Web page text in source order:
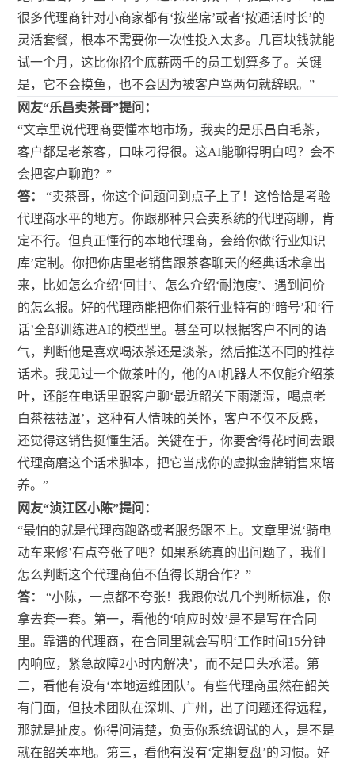
很多代理商针对小商家都有‘按坐席’或者‘按通话时长’的
灵活套餐，根本不需要你一次性投入太多。几百块钱就能
试一个月，这比你招个底薪两千的员工划算多了。关键
是，它不会摸鱼，也不会因为被客户骂两句就辞职。”
网友“乐昌卖茶哥”提问：
“文章里说代理商要懂本地市场，我卖的是乐昌白毛茶，
客户都是老茶客，口味刁得很。这AI能聊得明白吗？会不
会把客户聊跑？”
答：
“卖茶哥，你这个问题问到点子上了！这恰恰是考验
代理商水平的地方。你跟那种只会卖系统的代理商聊，肯
定不行。但真正懂行的本地代理商，会给你做‘行业知识
库’定制。你把你店里老销售跟茶客聊天的经典话术拿出
来，比如怎么介绍‘回甘’、怎么介绍‘耐泡度’、遇到问价
的怎么报。好的代理商能把你们茶行业特有的‘暗号’和‘行
话’全部训练进AI的模型里。甚至可以根据客户不同的语
气，判断他是喜欢喝浓茶还是淡茶，然后推送不同的推荐
话术。我见过一个做茶叶的，他的AI机器人不仅能介绍茶
叶，还能在电话里跟客户聊‘最近韶关下雨潮湿，喝点老
白茶祛祛湿’，这种有人情味的关怀，客户不仅不反感，
还觉得这销售挺懂生活。关键在于，你要舍得花时间去跟
代理商磨这个话术脚本，把它当成你的虚拟金牌销售来培
养。”
网友“浈江区小陈”提问：
“最怕的就是代理商跑路或者服务跟不上。文章里说‘骑电
动车来修’有点夸张了吧？如果系统真的出问题了，我们
怎么判断这个代理商值不值得长期合作？”
答：
“小陈，一点都不夸张！我跟你说几个判断标准，你
拿去套一套。第一，看他的‘响应时效’是不是写在合同
里。靠谱的代理商，在合同里就会写明‘工作时间15分钟
内响应，紧急故障2小时内解决’，而不是口头承诺。第
二，看他有没有‘本地运维团队’。有些代理商虽然在韶关
有门面，但技术团队在深圳、广州，出了问题还得远程，
那就是扯皮。你得问清楚，负责你系统调试的人，是不是
就在韶关本地。第三，看他有没有‘定期复盘’的习惯。好